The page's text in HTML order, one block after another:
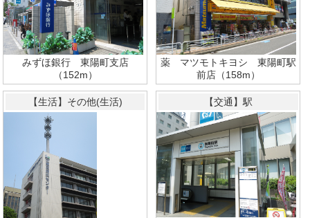
みずほ銀行 東陽町支店
（152m）
薬 マツモトキヨシ 東陽町駅
前店（158m）
【生活】その他(生活) 【交通】駅